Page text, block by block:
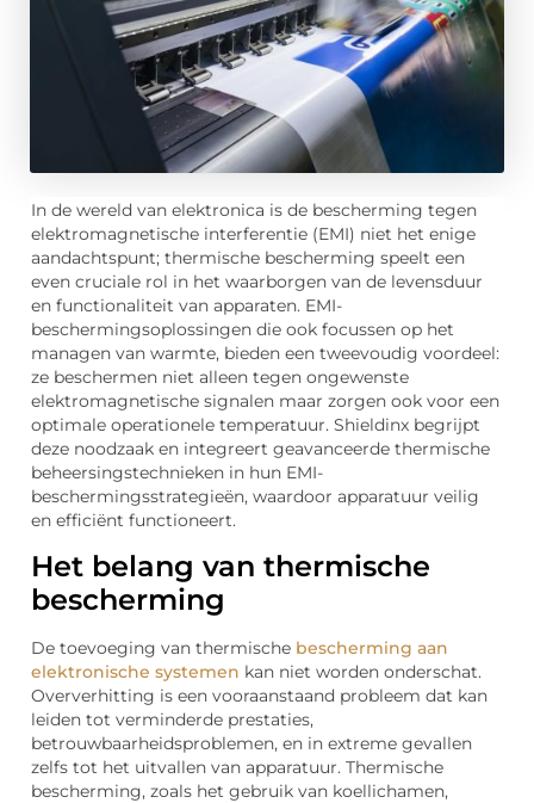
In de wereld van elektronica is de bescherming tegen
elektromagnetische interferentie (EMI) niet het enige
aandachtspunt; thermische bescherming speelt een
even cruciale rol in het waarborgen van de levensduur
en functionaliteit van apparaten. EMI-
beschermingsoplossingen die ook focussen op het
managen van warmte, bieden een tweevoudig voordeel:
ze beschermen niet alleen tegen ongewenste
elektromagnetische signalen maar zorgen ook voor een
optimale operationele temperatuur. Shieldinx begrijpt
deze noodzaak en integreert geavanceerde thermische
beheersingstechnieken in hun EMI-
beschermingsstrategieën, waardoor apparatuur veilig
en efficiënt functioneert.
Het belang van thermische
bescherming
De toevoeging van thermische bescherming aan
elektronische systemen kan niet worden onderschat.
Oververhitting is een vooraanstaand probleem dat kan
leiden tot verminderde prestaties,
betrouwbaarheidsproblemen, en in extreme gevallen
zelfs tot het uitvallen van apparatuur. Thermische
bescherming, zoals het gebruik van koellichamen,